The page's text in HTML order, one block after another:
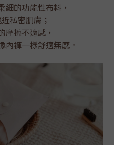
細的功能性布料，
私密肌膚；
摩擦不適感，
內褲一樣舒適無感。